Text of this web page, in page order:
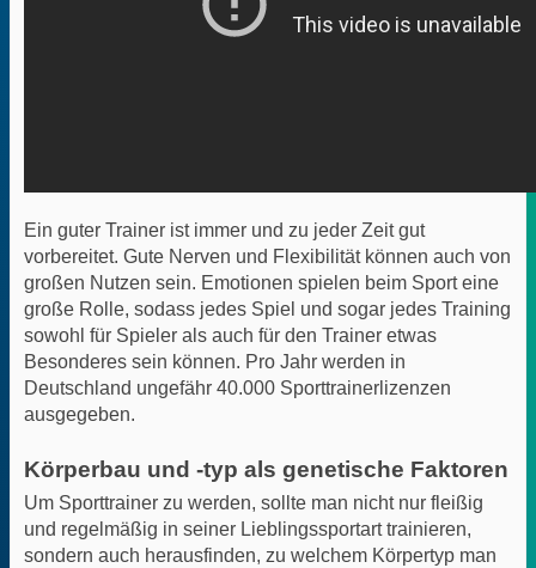
Ein guter Trainer ist immer und zu jeder Zeit gut
vorbereitet. Gute Nerven und Flexibilität können auch von
großen Nutzen sein. Emotionen spielen beim Sport eine
große Rolle, sodass jedes Spiel und sogar jedes Training
sowohl für Spieler als auch für den Trainer etwas
Besonderes sein können. Pro Jahr werden in
Deutschland ungefähr 40.000 Sporttrainerlizenzen
ausgegeben.
Körperbau und -typ als genetische Faktoren
Um Sporttrainer zu werden, sollte man nicht nur fleißig
und regelmäßig in seiner Lieblingssportart trainieren,
sondern auch herausfinden, zu welchem Körpertyp man